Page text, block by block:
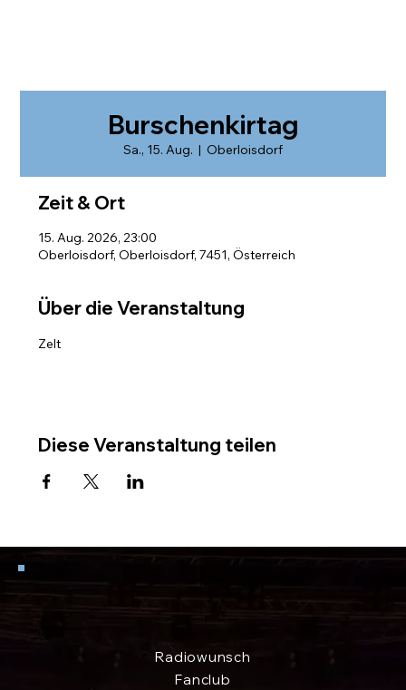
Burschenkirtag
Sa., 15. Aug.
  |
Oberloisdorf
Zeit & Ort
15. Aug. 2026, 23:00
Oberloisdorf, Oberloisdorf, 7451, Österreich
Über die Veranstaltung
Zelt
Diese Veranstaltung teilen
Radiowunsch
Fanclub